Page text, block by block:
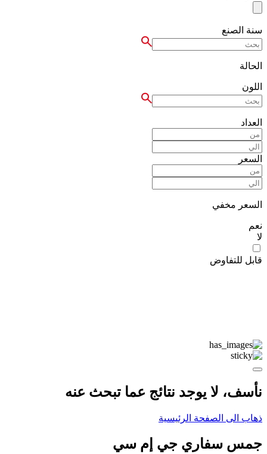
سنة الصنع
الحالة
اللون
العداد
السعر
السعر مخفي
نعم
لا
قابل للتفاوض
نأسف، لا يوجد نتائج عما تبحث عنه
ذهاب الى الصفحة الرئيسية
جمس سفاري جي إم سي